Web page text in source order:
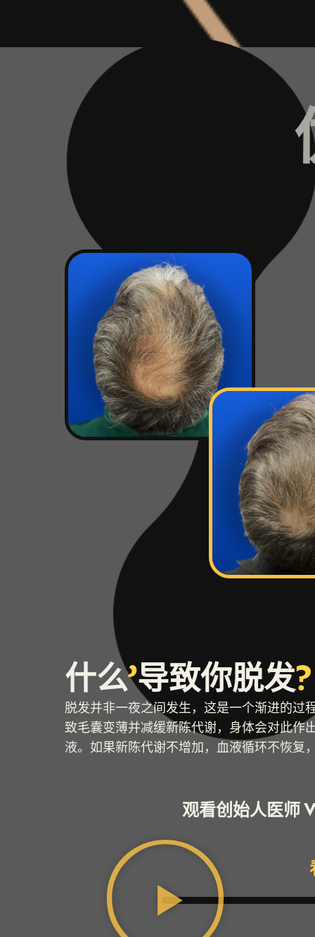
什么’导致你脱发?
脱发并非一夜之间发生，这是一个渐进的过
致毛囊变薄并减缓新陈代谢，身体会对此作
液。如果新陈代谢不增加，血液循环不恢复
观看创始人医师